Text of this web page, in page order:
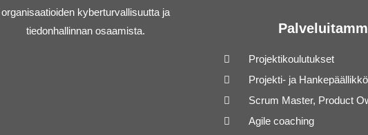
organisaatioiden kyberturvallisuutta ja
tiedonhallinnan osaamista.
Projektikoulutukset
Projekti- ja Hankepäällikkö
Scrum Master, Product
Agile coaching